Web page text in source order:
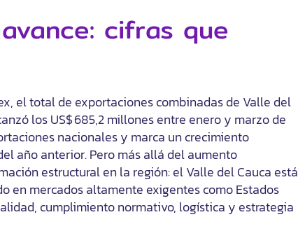
cifras que
el total de exportaciones combinadas de Valle del
los US$ 685,2 millones entre enero y marzo de
nacionales y marca un crecimiento
año anterior. Pero más allá del aumento
estructural en la región: el Valle del Cauca está
en mercados altamente exigentes como Estados
cumplimiento normativo, logística y estrategia